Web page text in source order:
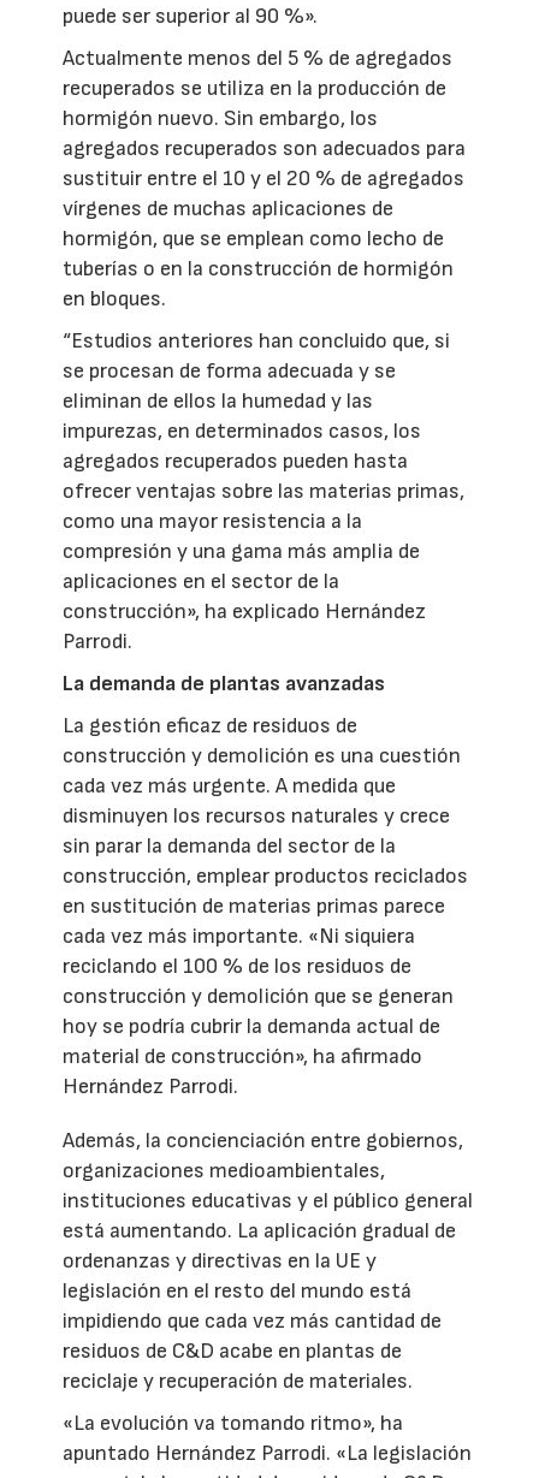
puede ser superior al 90 %».
Actualmente menos del 5 % de agregados
recuperados se utiliza en la producción de
hormigón nuevo. Sin embargo, los
agregados recuperados son adecuados para
sustituir entre el 10 y el 20 % de agregados
vírgenes de muchas aplicaciones de
hormigón, que se emplean como lecho de
tuberías o en la construcción de hormigón
en bloques.
“Estudios anteriores han concluido que, si
se procesan de forma adecuada y se
eliminan de ellos la humedad y las
impurezas, en determinados casos, los
agregados recuperados pueden hasta
ofrecer ventajas sobre las materias primas,
como una mayor resistencia a la
compresión y una gama más amplia de
aplicaciones en el sector de la
construcción», ha explicado Hernández
Parrodi.
La demanda de plantas avanzadas
La gestión eficaz de residuos de
construcción y demolición es una cuestión
cada vez más urgente. A medida que
disminuyen los recursos naturales y crece
sin parar la demanda del sector de la
construcción, emplear productos reciclados
en sustitución de materias primas parece
cada vez más importante. «Ni siquiera
reciclando el 100 % de los residuos de
construcción y demolición que se generan
hoy se podría cubrir la demanda actual de
material de construcción», ha afirmado
Hernández Parrodi.
Además, la concienciación entre gobiernos,
organizaciones medioambientales,
instituciones educativas y el público general
está aumentando. La aplicación gradual de
ordenanzas y directivas en la UE y
legislación en el resto del mundo está
impidiendo que cada vez más cantidad de
residuos de C&D acabe en plantas de
reciclaje y recuperación de materiales.
«La evolución va tomando ritmo», ha
apuntado Hernández Parrodi. «La legislación